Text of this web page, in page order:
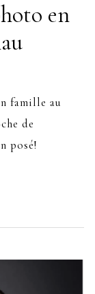
en
famille au
de
posé!